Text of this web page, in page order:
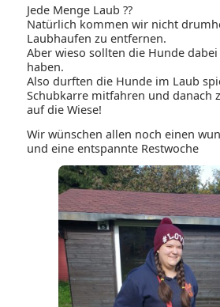
Jede Menge Laub ??
Natürlich kommen wir nicht
Laubhaufen zu entfernen.
Aber wieso sollten die Hunde
haben.
Also durften die Hunde im Laub
Schubkarre mitfahren und danach
auf die Wiese!
Wir wünschen allen noch einen
und eine entspannte Restwoche